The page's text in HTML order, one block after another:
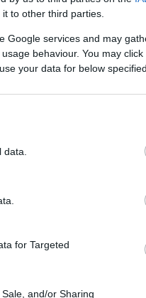
to other third parties.
Google services and may
behaviour. You may
your data for below
for Targeted
and/or Sharing
προσφοράς
σε κάθε
"
και
Προσφορά
"),
Α .Ε .Π .Ε
για τη
20:20
20:12